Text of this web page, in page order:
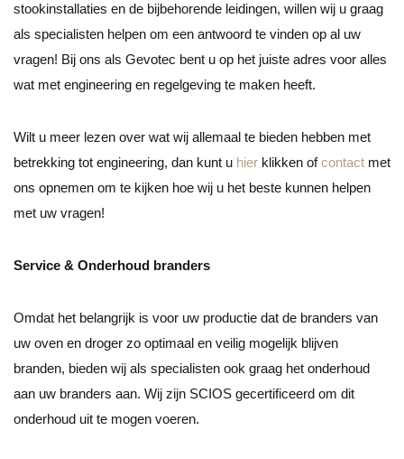
stookinstallaties en de bijbehorende leidingen, willen wij u graag
als specialisten helpen om een antwoord te vinden op al uw
vragen! Bij ons als Gevotec bent u op het juiste adres voor alles
wat met engineering en regelgeving te maken heeft.
Wilt u meer lezen over wat wij allemaal te bieden hebben met
betrekking tot engineering, dan kunt u hier klikken ofcontact met
ons opnemen om te kijken hoe wij u het beste kunnen helpen
met uw vragen!
Service & Onderhoud branders
Omdat het belangrijk is voor uw productie dat de branders van
uw oven en droger zo optimaal en veilig mogelijk blijven
branden, bieden wij als specialisten ook graag het onderhoud
aan uw branders aan. Wij zijn SCIOS gecertificeerd om dit
onderhoud uit te mogen voeren.